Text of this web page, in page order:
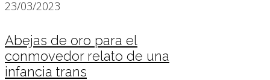
23/03/2023
Abejas de oro para el
conmovedor relato de una
infancia trans